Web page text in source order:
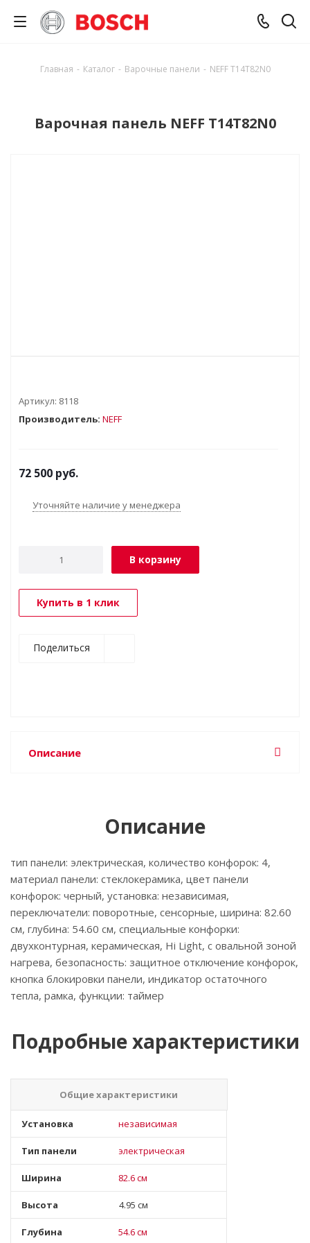
Главная - Каталог - Варочные панели - NEFF T14T82N0
Варочная панель NEFF T14T82N0
Артикул: 8118
Производитель: NEFF
72 500 руб.
Уточняйте наличие у менеджера
В корзину
Купить в 1 клик
Поделиться
Описание
Описание
тип панели: электрическая, количество конфорок: 4,
материал панели: стеклокерамика, цвет панели
конфорок: черный, установка: независимая,
переключатели: поворотные, сенсорные, ширина: 82.60
см, глубина: 54.60 см, специальные конфорки:
двухконтурная, керамическая, Hi Light, с овальной зоной
нагрева, безопасность: защитное отключение конфорок,
кнопка блокировки панели, индикатор остаточного
тепла, рамка, функции: таймер
Подробные характеристики
Общие характеристики
Установка независимая
Тип панели электрическая
Ширина 82.6 см
Высота 4.95 см
Глубина 54.6 см